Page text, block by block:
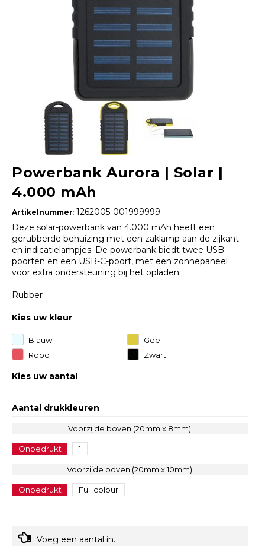
Powerbank Aurora | Solar |
4.000 mAh
Artikelnummer: 1262005-001999999
Deze solar-powerbank van 4.000 mAh heeft een
gerubberde behuizing met een zaklamp aan de zijkant
en indicatielampjes. De powerbank biedt twee USB-
poorten en een USB-C-poort, met een zonnepaneel
voor extra ondersteuning bij het opladen.
Rubber
Kies uw kleur
Blauw
Geel
Rood
Zwart
Kies uw aantal
Aantal drukkleuren
Voorzijde boven (20mm x 8mm)
Onbedrukt 1
Voorzijde boven (20mm x 10mm)
Onbedrukt Full colour
Voeg een aantal in.